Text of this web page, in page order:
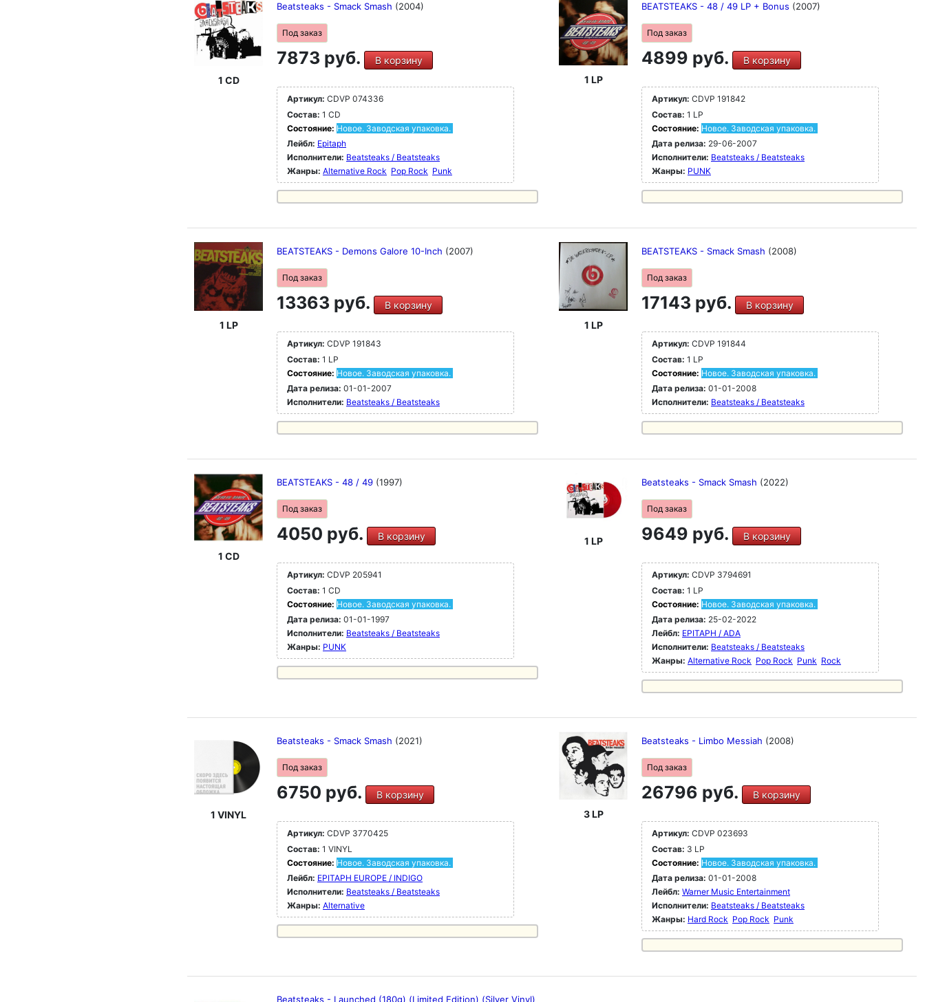
1 CD
Beatsteaks - Smack Smash (2004)
Под заказ
7873 руб. В корзину
Артикул: CDVP 074336
Состав: 1 CD
Состояние: Новое. Заводская упаковка.
Лейбл: Epitaph
Исполнители: Beatsteaks / Beatsteaks
Жанры: Alternative Rock Pop Rock Punk
1 LP
BEATSTEAKS - 48 / 49 LP + Bonus (2007)
Под заказ
4899 руб. В корзину
Артикул: CDVP 191842
Состав: 1 LP
Состояние: Новое. Заводская упаковка.
Дата релиза: 29-06-2007
Исполнители: Beatsteaks / Beatsteaks
Жанры: PUNK
1 LP
BEATSTEAKS - Demons Galore 10-Inch (2007)
Под заказ
13363 руб. В корзину
Артикул: CDVP 191843
Состав: 1 LP
Состояние: Новое. Заводская упаковка.
Дата релиза: 01-01-2007
Исполнители: Beatsteaks / Beatsteaks
1 LP
BEATSTEAKS - Smack Smash (2008)
Под заказ
17143 руб. В корзину
Артикул: CDVP 191844
Состав: 1 LP
Состояние: Новое. Заводская упаковка.
Дата релиза: 01-01-2008
Исполнители: Beatsteaks / Beatsteaks
1 CD
BEATSTEAKS - 48 / 49 (1997)
Под заказ
4050 руб. В корзину
Артикул: CDVP 205941
Состав: 1 CD
Состояние: Новое. Заводская упаковка.
Дата релиза: 01-01-1997
Исполнители: Beatsteaks / Beatsteaks
Жанры: PUNK
1 LP
Beatsteaks - Smack Smash (2022)
Под заказ
9649 руб. В корзину
Артикул: CDVP 3794691
Состав: 1 LP
Состояние: Новое. Заводская упаковка.
Дата релиза: 25-02-2022
Лейбл: EPITAPH / ADA
Исполнители: Beatsteaks / Beatsteaks
Жанры: Alternative Rock Pop Rock Punk Rock
1 VINYL
Beatsteaks - Smack Smash (2021)
Под заказ
6750 руб. В корзину
Артикул: CDVP 3770425
Состав: 1 VINYL
Состояние: Новое. Заводская упаковка.
Лейбл: EPITAPH EUROPE / INDIGO
Исполнители: Beatsteaks / Beatsteaks
Жанры: Alternative
3 LP
Beatsteaks - Limbo Messiah (2008)
Под заказ
26796 руб. В корзину
Артикул: CDVP 023693
Состав: 3 LP
Состояние: Новое. Заводская упаковка.
Дата релиза: 01-01-2008
Лейбл: Warner Music Entertainment
Исполнители: Beatsteaks / Beatsteaks
Жанры: Hard Rock Pop Rock Punk
Beatsteaks - Launched (180g) (Limited Edition) (Silver Vinyl)